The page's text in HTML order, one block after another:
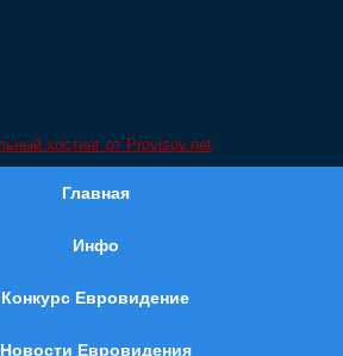
Главная
Инфо
Конкурс Евровидение
Новости Евровидения